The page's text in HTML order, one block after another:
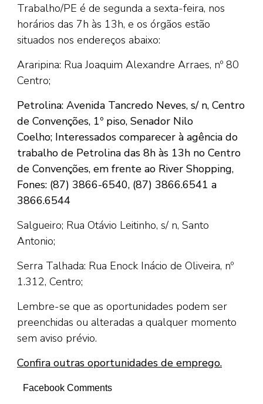
Trabalho/PE é de segunda a sexta-feira, nos
horários das 7h às 13h, e os órgãos estão
situados nos endereços abaixo:
Araripina: Rua Joaquim Alexandre Arraes, nº 80
Centro;
Petrolina: Avenida Tancredo Neves, s/ n, Centro
de Convenções, 1º piso, Senador Nilo
Coelho; Interessados comparecer à agência do
trabalho de Petrolina das 8h às 13h no Centro
de Convenções, em frente ao River Shopping,
Fones: (87) 3866-6540, (87) 3866.6541 a
3866.6544
Salgueiro; Rua Otávio Leitinho, s/ n, Santo
Antonio;
Serra Talhada: Rua Enock Inácio de Oliveira, nº
1.312, Centro;
Lembre-se que as oportunidades podem ser
preenchidas ou alteradas a qualquer momento
sem aviso prévio.
Confira outras oportunidades de emprego.
Facebook Comments